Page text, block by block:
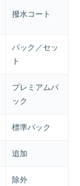
撥水コート
パック／セッ
ト
プレミアムパ
ック
標準パック
追加
除外